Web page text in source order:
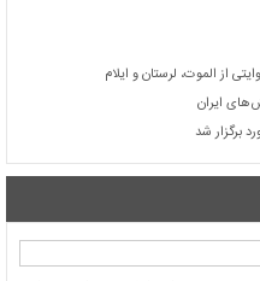
از الموت، لرستان و ایلام
ایران
برگزار شد